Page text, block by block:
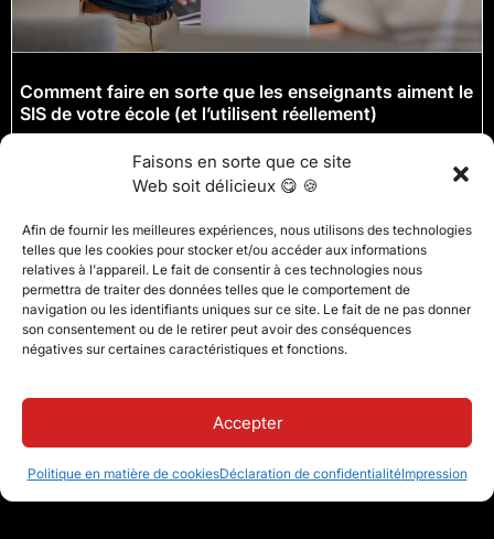
Faisons en sorte que ce site
Web soit délicieux 😋 🍪
Afin de fournir les meilleures expériences, nous utilisons des technologies
telles que les cookies pour stocker et/ou accéder aux informations
relatives à l'appareil. Le fait de consentir à ces technologies nous
permettra de traiter des données telles que le comportement de
navigation ou les identifiants uniques sur ce site. Le fait de ne pas donner
son consentement ou de le retirer peut avoir des conséquences
négatives sur certaines caractéristiques et fonctions.
Accepter
Politique en matière de cookiesDéclaration de confidentialitéImpression
Comment faire en sorte que les enseignants aiment le
SIS de votre école (et l’utilisent réellement)